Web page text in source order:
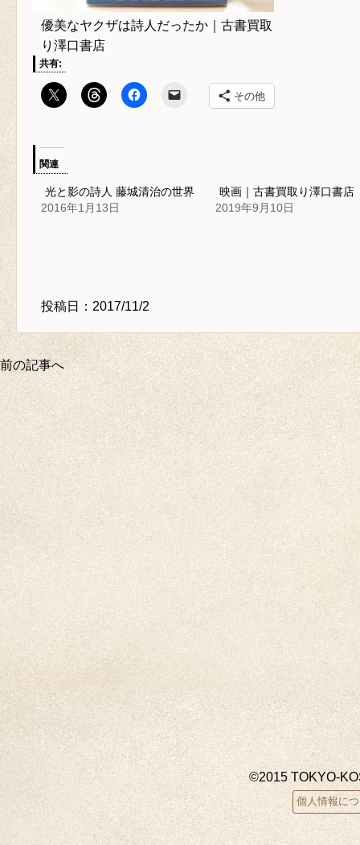
優美なヤクザは詩人だったか｜古書買取
り澤口書店
共有:
その他
関連
光と影の詩人 藤城清治の世界
2016年1月13日
映画｜古書買取り澤口書店
2019年9月10日
投稿日：2017/11/2
前の記事へ
©2015 TOKYO-
個人情報に